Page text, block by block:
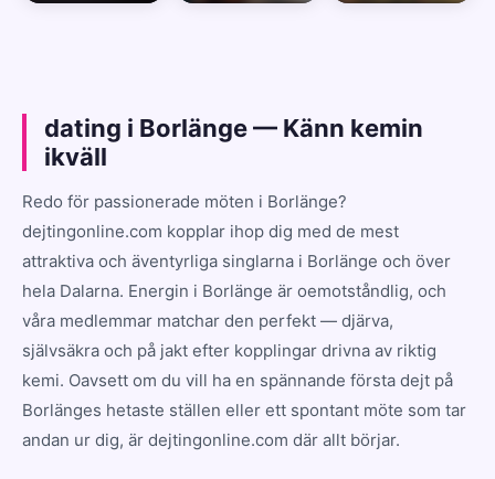
dating i Borlänge — Känn kemin
ikväll
Redo för passionerade möten i Borlänge?
dejtingonline.com kopplar ihop dig med de mest
attraktiva och äventyrliga singlarna i Borlänge och över
hela Dalarna. Energin i Borlänge är oemotståndlig, och
våra medlemmar matchar den perfekt — djärva,
självsäkra och på jakt efter kopplingar drivna av riktig
kemi. Oavsett om du vill ha en spännande första dejt på
Borlänges hetaste ställen eller ett spontant möte som tar
andan ur dig, är dejtingonline.com där allt börjar.